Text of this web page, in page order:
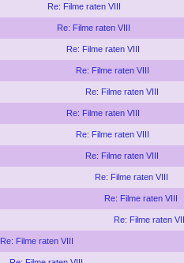
Re: Filme raten VIII
Re: Filme raten VIII
Re: Filme raten VIII
Re: Filme raten VIII
Re: Filme raten VIII
Re: Filme raten VIII
Re: Filme raten VIII
Re: Filme raten VIII
Re: Filme raten VIII
Re: Filme raten VIII
Re: Filme raten
Re: Filme raten VIII